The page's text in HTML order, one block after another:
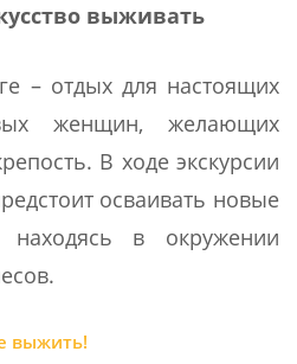
выживать
– отдых для настоящих
женщин, желающих
В ходе экскурсии
осваивать новые
находясь в окружении